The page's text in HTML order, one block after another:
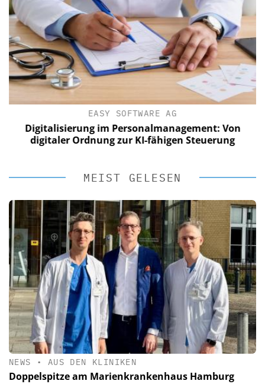
EASY SOFTWARE AG
Digitalisierung im Personalmanagement: Von
digitaler Ordnung zur KI-fähigen Steuerung
MEIST GELESEN
NEWS • AUS DEN KLINIKEN
Doppelspitze am Marienkrankenhaus Hamburg